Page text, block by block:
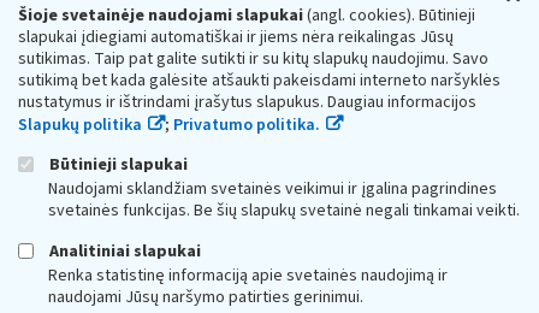
Šioje svetainėje naudojami slapukai(angl. cookies). Būtinieji
slapukai įdiegiami automatiškai ir jiems nėra reikalingas Jūsų
sutikimas. Taip pat galite sutikti ir su kitų slapukų naudojimu. Savo
sutikimą bet kada galėsite atšaukti pakeisdami interneto naršyklės
nustatymus ir ištrindami įrašytus slapukus. Daugiau informacijos
Slapukų politika
; Privatumo politika.
Būtinieji slapukai
Naudojami sklandžiam svetainės veikimui ir įgalina pagrindines
svetainės funkcijas. Be šių slapukų svetainė negali tinkamai veikti.
Analitiniai slapukai
Renka statistinę informaciją apie svetainės naudojimą ir
naudojami Jūsų naršymo patirties gerinimui.
Respublikos finansų ministerijos
Biudžetinė įstaiga. Juridinio asmens kodas — 188659752,
adresas: Vasario 16-osios g. 14, 01107 Vilnius, Lietuva, el.paštas:
vmi@vmi.lt, E. pristatymo dėžutės adresas 188659752
Duomenys apie Valstybinę mokesčių inspekciją prie Lietuvos
Respublikos finansų ministerijos kaupiami ir saugomi Juridinių